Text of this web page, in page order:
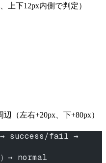
上下12px内側で判定）
（左右+20px、下+80px）
→ success/fail →
触）→ normal